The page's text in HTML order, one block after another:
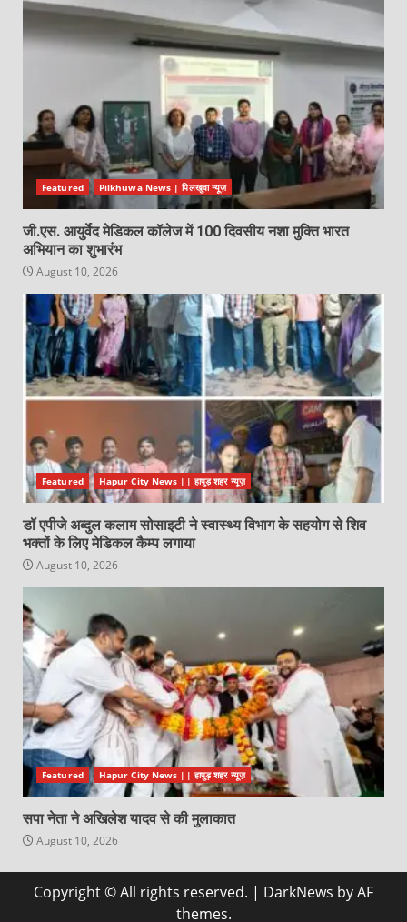
Featured Pilkhuwa News | पिलखुवा न्यूज़
जी.एस. आयुर्वेद मेडिकल कॉलेज में 100 दिवसीय नशा मुक्ति भारत
अभियान का शुभारंभ
August 10, 2026
Featured Hapur City News || हापुड़ शहर न्यूज़
डॉ एपीजे अब्दुल कलाम सोसाइटी ने स्वास्थ्य विभाग के सहयोग से शिव
भक्तों के लिए मेडिकल कैम्प लगाया
August 10, 2026
Featured Hapur City News || हापुड़ शहर न्यूज़
सपा नेता ने अखिलेश यादव से की मुलाकात
August 10, 2026
Copyright © All rights reserved. | DarkNews by AF
themes.